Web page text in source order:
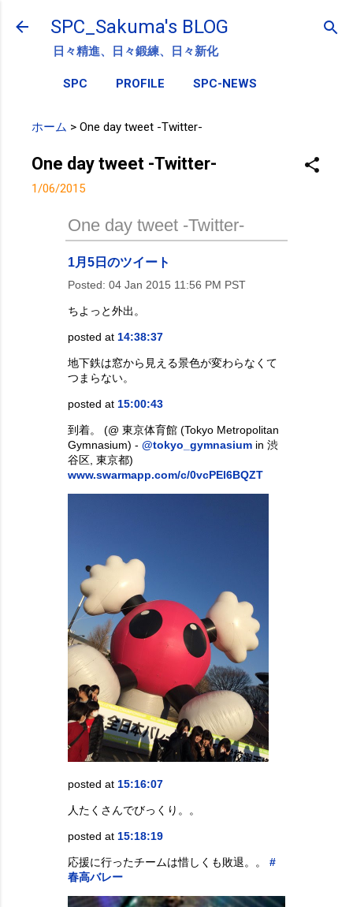
スキップしてメイン コンテンツに移動
SPC_Sakuma's BLOG
日々精進、日々鍛練、日々新化
SPC PROFILE SPC-NEWS
ホーム > One day tweet -Twitter-
One day tweet -Twitter-
1/06/2015
One day tweet -Twitter-
1月5日のツイート
Posted: 04 Jan 2015 11:56 PM PST
ちよっと外出。
posted at 14:38:37
地下鉄は窓から見える景色が変わらなくて
つまらない。
posted at 15:00:43
到着。 (@ 東京体育館 (Tokyo Metropolitan
Gymnasium) - @tokyo_gymnasium in 渋
谷区, 東京都)
www.swarmapp.com/c/0vcPEl6BQZT
posted at 15:16:07
人たくさんでびっくり。。
posted at 15:18:19
応援に行ったチームは惜しくも敗退。。 #
春高バレー